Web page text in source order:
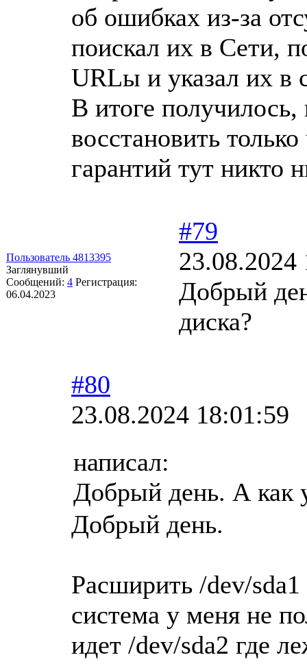
об ошибках из-за
поискал их в Сети,
URLы и указал их в
В итоге
восстановить
гарантий тут никто
Пользователь 4813395
Заглянувший
Сообщений: 4 Регистрация:
06.04.2023
#79
23.08.2024
Добрый
диска?
#80
23.08.2024 18:01:59
написал:
Добрый день. А как
Добрый день.
Расширить /dev/
система у меня не
идет /dev/sda2 где